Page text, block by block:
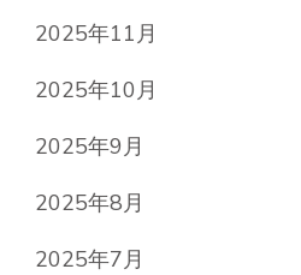
2025年11月
2025年10月
2025年9月
2025年8月
2025年7月